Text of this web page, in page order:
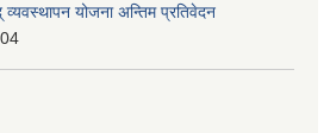
व्यवस्थापन योजना अन्तिम प्रतिवेदन